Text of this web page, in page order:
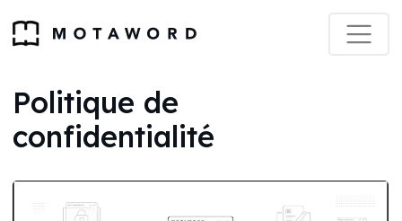
Politique de
confidentialité